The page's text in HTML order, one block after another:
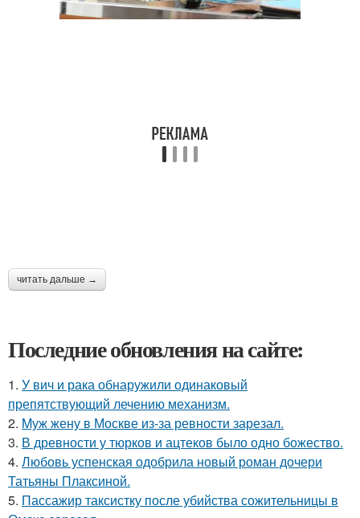
читать дальше →
Последние обновления на сайте:
1. У вич и рака обнаружили одинаковый
препятствующий лечению механизм.
2. Mуж жену в Москве из-за ревности зарезал.
3. В древности у тюрков и ацтеков было одно божество.
4. Любовь успенская одобрила новый роман дочери
Татьяны Плаксиной.
5. Пассажир таксистку после убийства сожительницы в